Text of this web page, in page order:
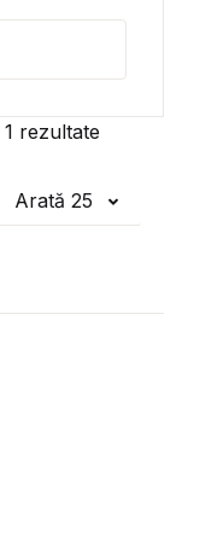
1 rezultate
Arată 25